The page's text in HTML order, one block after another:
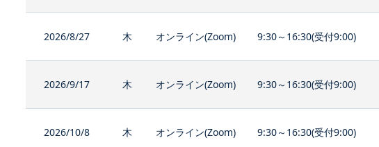
2026/8/27 木 オンライン(Zoom) 9:30～16:30(受付9:00)
2026/9/17 木 オンライン(Zoom) 9:30～16:30(受付9:00)
2026/10/8 木 オンライン(Zoom) 9:30～16:30(受付9:00)